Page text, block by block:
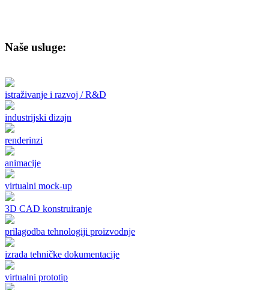
Naše usluge:
istraživanje i razvoj / R&D
industrijski dizajn
renderinzi
animacije
virtualni mock-up
3D CAD konstruiranje
prilagodba tehnologiji proizvodnje
izrada tehničke dokumentacije
virtualni prototip